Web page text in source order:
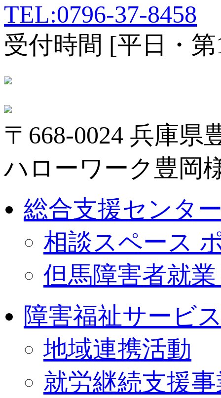
TEL:0796-37-8458
受付時間 [平日・
〒668-0024 兵庫県
ハローワーク豊岡
総合支援センタ
相談スペース
但馬障害者就
障害福祉サービ
地域連携活動
就労継続支援